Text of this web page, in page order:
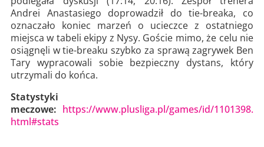
Andrei Anastasiego doprowadził do tie-breaka, co
oznaczało koniec marzeń o ucieczce z ostatniego
miejsca w tabeli ekipy z Nysy. Goście mimo, że celu nie
osiągnęli w tie-breaku szybko za sprawą zagrywek Ben
Tary wypracowali sobie bezpieczny dystans, który
utrzymali do końca.
Statystyki
meczowe: https://www.plusliga.pl/games/id/1101398.
html#stats